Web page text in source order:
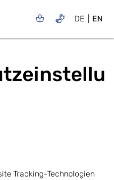
DE EN
Tracking-Technologien